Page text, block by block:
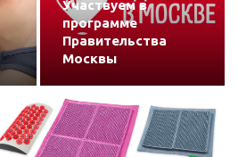
Участвуем в
программе
Правительства
Москвы